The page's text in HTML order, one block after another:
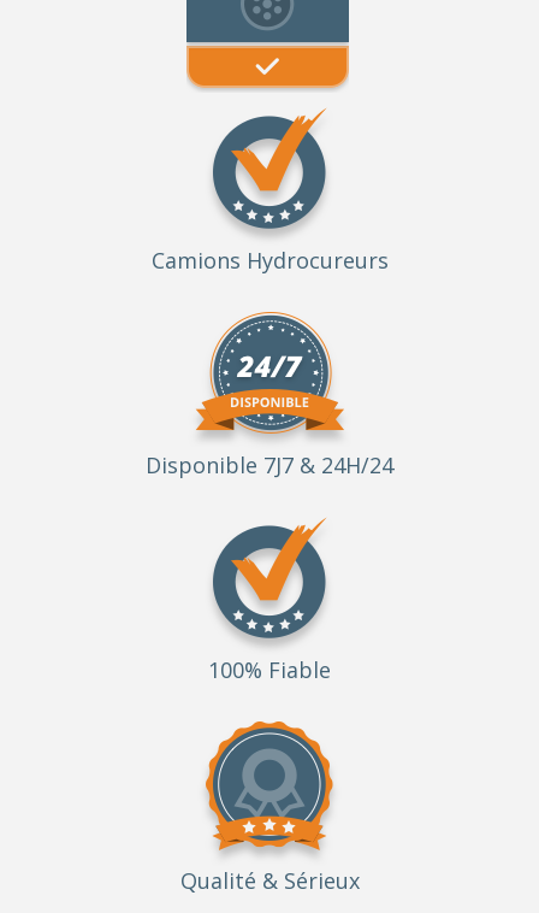
Camions Hydrocureurs
Disponible 7J7 & 24H/24
100% Fiable
Qualité & Sérieux